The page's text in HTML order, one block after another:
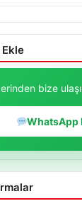
bize
WhatsApp